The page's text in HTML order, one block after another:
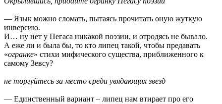
— Язык можно сломать, пытаясь прочитать оную жуткую
инверсию.
И… ну нет у Пегаса никакой поэзии, и отродясь не бывало.
А еже ли и была бы, то кто липец такой, чтобы предавать
«огранке» стихи мифического существа, приближенного к
самому Зевсу?
не торгуйтесь за место среди увядающих звезд
— Единственный вариант – липец нам втирает про его